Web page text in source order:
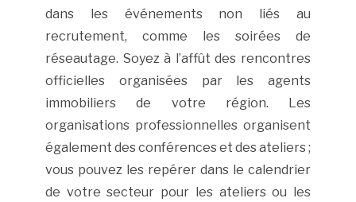
dans les événements non liés au
recrutement, comme les soirées de
réseautage. Soyez à l’affût des rencontres
officielles organisées par les agents
immobiliers de votre région. Les
organisations professionnelles organisent
également des conférences et des ateliers ;
vous pouvez les repérer dans le calendrier
de votre secteur pour les ateliers ou les